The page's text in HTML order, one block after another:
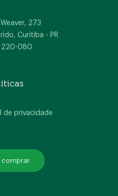
Weaver, 273
Curitiba - PR
080
de privacidade
comprar